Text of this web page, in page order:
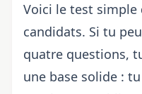
Voici le test simple
candidats. Si tu
quatre questions,
une base solide :